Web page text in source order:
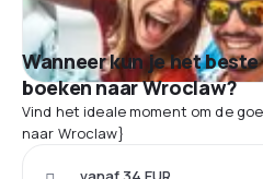
Wanneer kun je het
boeken naar Wroclaw?
Vind het ideale moment om de
naar Wroclaw}